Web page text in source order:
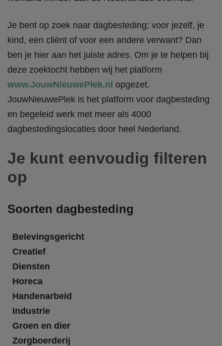
Je bent op zoek naar dagbesteding; voor jezelf, je
kind, een cliënt of voor een andere verwant? Dan
ben je hier aan het juiste adres. Om je te helpen bij
deze zoektocht hebben wij het platform
www.JouwNieuwePlek.nl opgezet.
JouwNieuwePlek is het platform voor dagbesteding
en begeleid werk met meer als 4000
dagbestedingslocaties door heel Nederland.
Je kunt eenvoudig filteren
op
Soorten dagbesteding
Belevingsgericht
Creatief
Diensten
Horeca
Handenarbeid
Industrie
Groen en dier
Zorgboerderij